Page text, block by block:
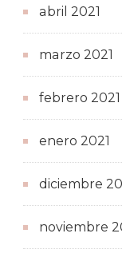
abril 2021
marzo 2021
febrero 2021
enero 2021
diciembre
noviembre